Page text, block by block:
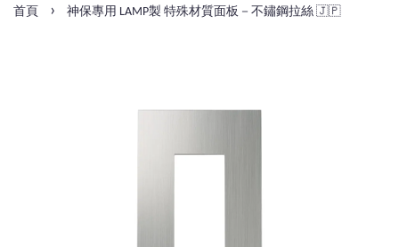
首頁 › 神保專用 LAMP製 特殊材質面板－不鏽鋼拉絲 🇯🇵